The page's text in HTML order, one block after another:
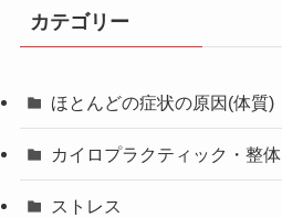
カテゴリー
ほとんどの症状の原因(体質)
カイロプラクティック・整体
ストレス